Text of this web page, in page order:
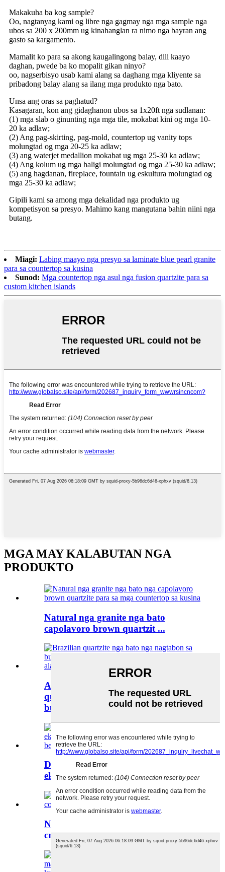
Makakuha ba kog sample?
Oo, nagtanyag kami og libre nga gagmay nga mga sample nga
ubos sa 200 x 200mm ug kinahanglan ra nimo nga bayran ang
gasto sa kargamento.
Mamalit ko para sa akong kaugalingong balay, dili kaayo
daghan, pwede ba ko mopalit gikan ninyo?
oo, nagserbisyo usab kami alang sa daghang mga kliyente sa
pribadong balay alang sa ilang mga produkto nga bato.
Unsa ang oras sa paghatud?
Kasagaran, kon ang gidaghanon ubos sa 1x20ft nga sudlanan:
(1) mga slab o ginunting nga mga tile, mokabat kini og mga 10-
20 ka adlaw;
(2) Ang pag-skirting, pag-mold, countertop ug vanity tops
molungtad og mga 20-25 ka adlaw;
(3) ang waterjet medallion mokabat ug mga 25-30 ka adlaw;
(4) Ang kolum ug mga haligi molungtad og mga 25-30 ka adlaw;
(5) ang hagdanan, fireplace, fountain ug eskultura molungtad og
mga 25-30 ka adlaw;
Gipili kami sa among mga dekalidad nga produkto ug
kompetisyon sa presyo. Mahimo kang mangutana bahin niini nga
butang.
Miagi: Labing maayo nga presyo sa laminate blue pearl granite
para sa countertop sa kusina
Sunod: Mga countertop nga asul nga fusion quartzite para sa
custom kitchen islands
MGA MAY KALABUTAN NGA
PRODUKTO
Natural nga granite nga bato
capolavoro brown quartzit ...
Ang bungbong nga bato nga
quartzite sa Brazil nga nagtabon sa
bulawan ...
Dekorasyon sa dingding sa sulod nga
eksotikong luho nga bato nga bo...
Natural nga quartz nga pula nga
cristallo juliet cosmopolita...